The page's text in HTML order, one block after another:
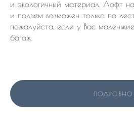
и экологичный материал. Лофт
и подъем возможен только по
пожалуйста, если у Вас
багаж.
ПОДРОБНО